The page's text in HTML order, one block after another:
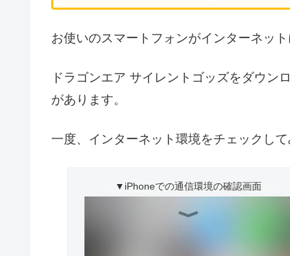
お使いのスマートフォンがインターネッ
ドラゴンエア サイレントゴッズをダウン
があります。
一度、インターネット環境をチェックして
▼iPhoneでの通信環境の確認画面